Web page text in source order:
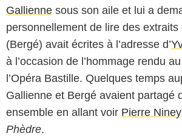
Gallienne sous son aile et lui a
personnellement de lire des extraits
(Bergé) avait écrites à l’adresse d’
à l’occasion de l’hommage rendu
l’Opéra Bastille. Quelques temps
Gallienne et Bergé avaient partagé
ensemble en allant voir Pierre Niney
Phèdre.